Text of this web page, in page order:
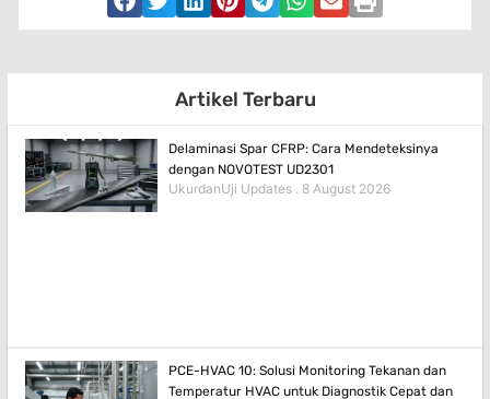
Artikel Terbaru
Delaminasi Spar CFRP: Cara Mendeteksinya
dengan NOVOTEST UD2301
UkurdanUji Updates 8 August 2026
PCE-HVAC 10: Solusi Monitoring Tekanan dan
Temperatur HVAC untuk Diagnostik Cepat dan